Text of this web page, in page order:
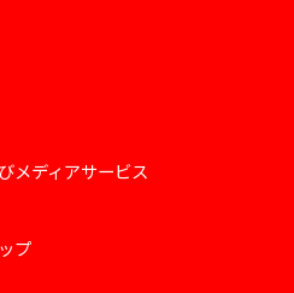
メディアサービス
プ